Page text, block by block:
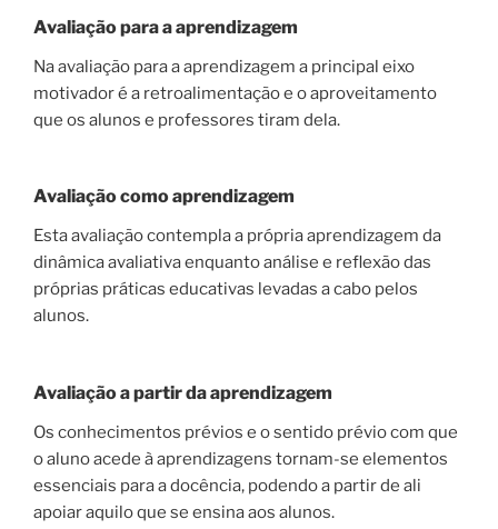
Avaliação para a aprendizagem
Na avaliação para a aprendizagem a principal eixo
motivador é a retroalimentação e o aproveitamento
que os alunos e professores tiram dela.
Avaliação como aprendizagem
Esta avaliação contempla a própria aprendizagem da
dinâmica avaliativa enquanto análise e reflexão das
próprias práticas educativas levadas a cabo pelos
alunos.
Avaliação a partir da aprendizagem
Os conhecimentos prévios e o sentido prévio com que
o aluno acede à aprendizagens tornam-se elementos
essenciais para a docência, podendo a partir de ali
apoiar aquilo que se ensina aos alunos.